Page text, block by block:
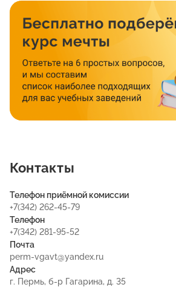
Контакты
Телефон приёмной комиссии
+7(342) 262-45-79
Телефон
+7(342) 281-95-52
Почта
perm-vgavt@yandex.ru
Адрес
г. Пермь, б-р Гагарина, д. 35